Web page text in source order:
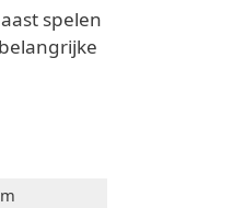
spelen